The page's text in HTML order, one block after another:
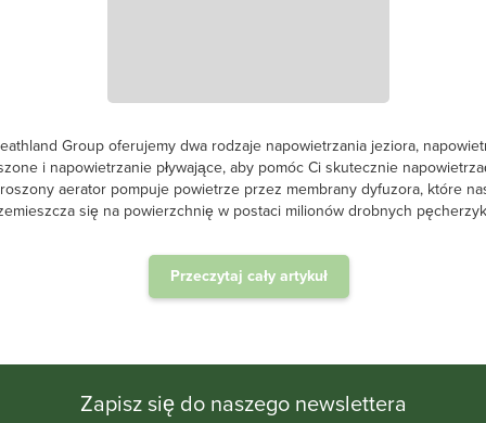
Group oferujemy dwa rodzaje napowietrzania jeziora,
i napowietrzanie pływające, aby pomóc Ci skutecznie
aerator pompuje powietrze przez membrany dyfuzora, które
się na powierzchnię w postaci milionów drobnych
Przeczytaj cały artykuł
Zapisz się do naszego newslettera